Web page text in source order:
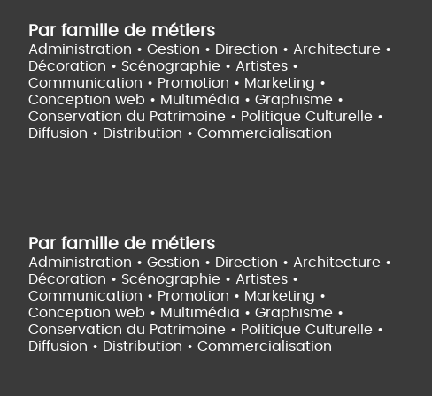
Par famille de métiers
Administration • Gestion • Direction • Architecture •
Décoration • Scénographie • Artistes •
Communication • Promotion • Marketing •
Conception web • Multimédia • Graphisme •
Conservation du Patrimoine • Politique Culturelle •
Diffusion • Distribution • Commercialisation
Par famille de métiers
Administration • Gestion • Direction • Architecture •
Décoration • Scénographie • Artistes •
Communication • Promotion • Marketing •
Conception web • Multimédia • Graphisme •
Conservation du Patrimoine • Politique Culturelle •
Diffusion • Distribution • Commercialisation